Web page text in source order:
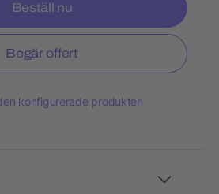
Beställ nu
Begär offert
konfigurerade produkten